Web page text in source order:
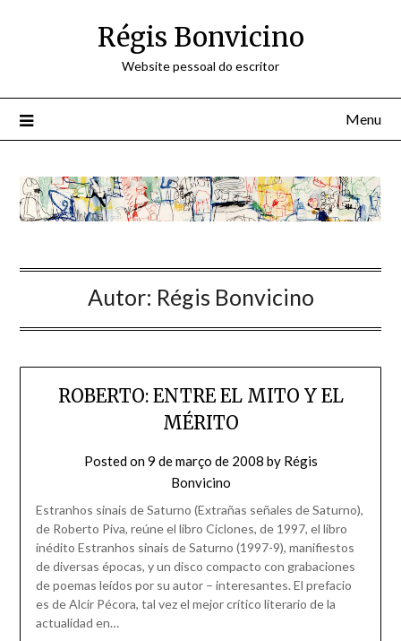
Régis Bonvicino
Website pessoal do escritor
Menu
Autor: Régis Bonvicino
ROBERTO: ENTRE EL MITO Y EL
MÉRITO
Posted on9 de março de 2008 by Régis
Bonvicino
Estranhos sinais de Saturno (Extrañas señales de Saturno),
de Roberto Piva, reúne el libro Ciclones, de 1997, el libro
inédito Estranhos sinais de Saturno (1997-9), manifiestos
de diversas épocas, y un disco compacto con grabaciones
de poemas leídos por su autor – interesantes. El prefacio
es de Alcir Pécora, tal vez el mejor crítico literario de la
actualidad en…